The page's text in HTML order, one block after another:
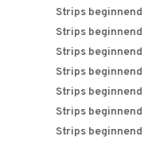
Strips
Strips
Strips
Strips
Strips
Strips beginnend
Strips